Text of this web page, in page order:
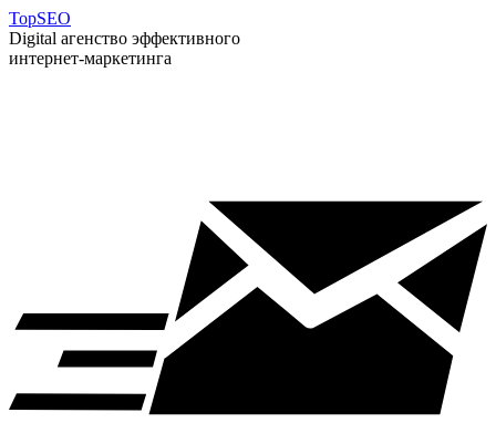
TopSEO
Digital агенство эффективного
интернет-маркетинга